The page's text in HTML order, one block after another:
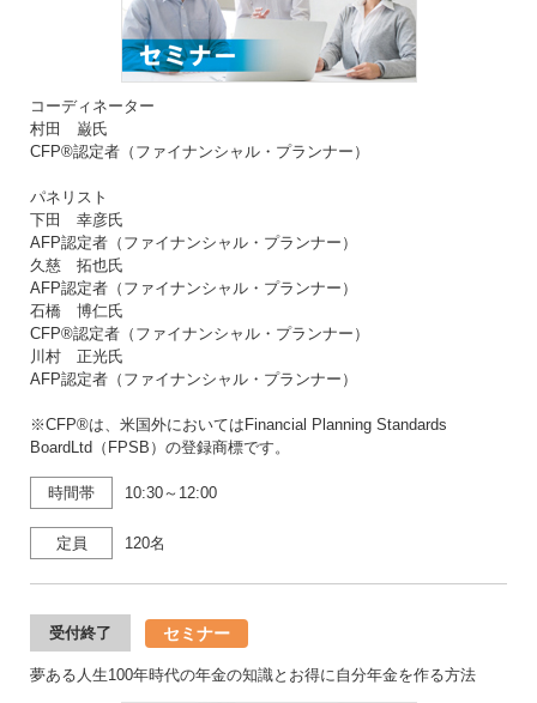
コーディネーター
村田 巌氏
CFP®認定者（ファイナンシャル・プランナー）
パネリスト
下田 幸彦氏
AFP認定者（ファイナンシャル・プランナー）
久慈 拓也氏
AFP認定者（ファイナンシャル・プランナー）
石橋 博仁氏
CFP®認定者（ファイナンシャル・プランナー）
川村 正光氏
AFP認定者（ファイナンシャル・プランナー）
※CFP®は、米国外においてはFinancial Planning Standards
BoardLtd（FPSB）の登録商標です。
時間帯 10:30～12:00
定員 120名
受付終了 セミナー
夢ある人生100年時代の年金の知識とお得に自分年金を作る方法